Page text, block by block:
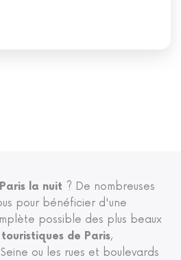
la nuit ? De nombreuses
pour bénéficier d'une
possible des plus beaux
de Paris,
ou les rues et boulevards